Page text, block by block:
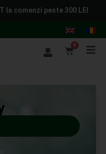
la comenzi peste 300 LEI
0